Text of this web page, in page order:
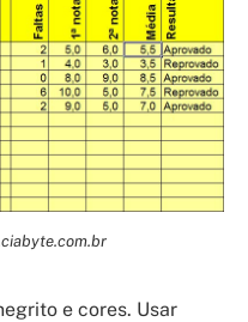
e cores. Usar